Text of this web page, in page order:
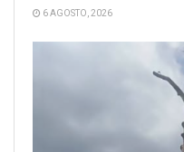
6 AGOSTO, 2026